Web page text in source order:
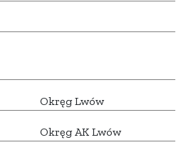
Okręg Lwów
Okręg AK Lwów